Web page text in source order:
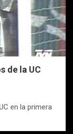
de la UC
en la primera